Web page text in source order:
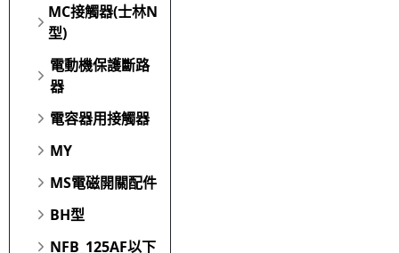
MC接觸器(士林N
型)
電動機保護斷路
器
電容器用接觸器
MY
MS電磁開關配件
BH型
NFB_125AF以下